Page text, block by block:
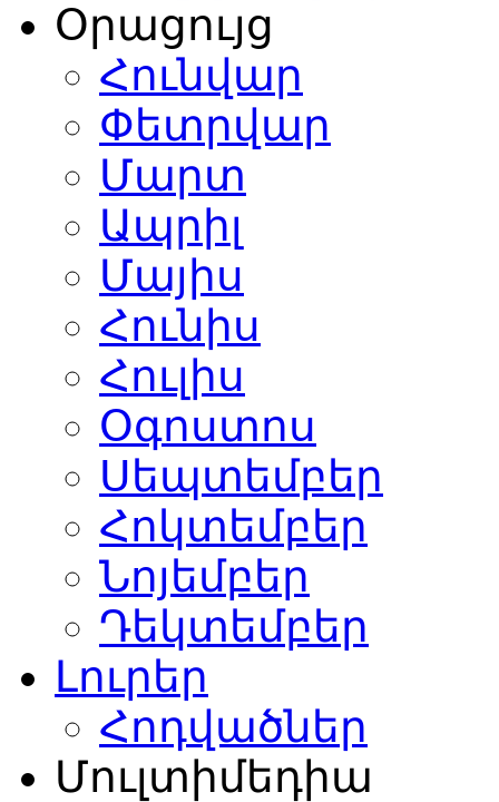
Օրացույց
Հունվար
Փետրվար
Մարտ
Ապրիլ
Մայիս
Հունիս
Հուլիս
Օգոստոս
Սեպտեմբեր
Հոկտեմբեր
Նոյեմբեր
Դեկտեմբեր
Լուրեր
Հոդվածներ
Մուլտիմեդիա